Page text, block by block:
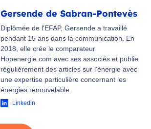
Gersende de Sabran-Pontevès
Diplômée de l'EFAP, Gersende a travaillé
pendant 15 ans dans la communication. En
2018, elle crée le comparateur
Hopenergie.com avec ses associés et publie
régulièrement des articles sur l'énergie avec
une expertise particulière concernant les
énergies renouvelable.
Linkedin